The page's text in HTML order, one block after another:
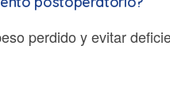
perdido y evitar